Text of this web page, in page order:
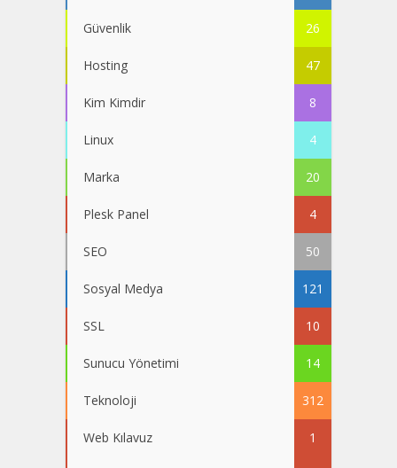
Güvenlik 26
Hosting 47
Kim Kimdir 8
Linux 4
Marka 20
Plesk Panel 4
SEO 50
Sosyal Medya 121
SSL 10
Sunucu Yönetimi 14
Teknoloji 312
Web Kılavuz 1